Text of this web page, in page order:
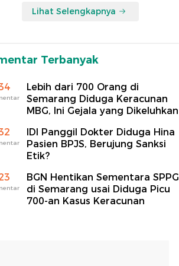
Lihat Selengkapnya
Terbanyak
Lebih dari 700 Orang di
Semarang Diduga Keracunan
MBG, Ini Gejala yang Dikeluhkan
IDI Panggil Dokter Diduga Hina
Pasien BPJS, Berujung Sanksi
Etik?
BGN Hentikan Sementara SPPG
di Semarang usai Diduga Picu
700-an Kasus Keracunan